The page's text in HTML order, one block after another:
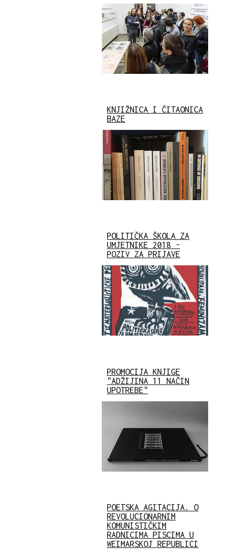
KNJIŽNICA I ČITAONICA
BAZE
POLITIČKA ŠKOLA ZA
UMJETNIKE 2018 -
POZIV ZA PRIJAVE
PROMOCIJA KNJIGE
"ADŽIJINA 11 NAČIN
UPOTREBE"
POETSKA AGITACIJA. O
REVOLUCIONARNIM
KOMUNISTIČKIM
RADNICIMA PISCIMA U
WEIMARSKOJ REPUBLICI